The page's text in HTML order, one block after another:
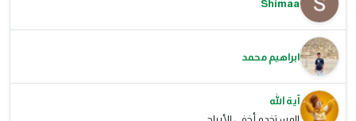
Shimaa
ابراهيم محمد
آية الله